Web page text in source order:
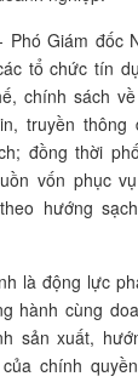
Giám đốc
tổ chức tín
chính sách
truyền thông
đồng thời
vốn phục
hướng
là động lực
hành cùng
sản xuất,
chính